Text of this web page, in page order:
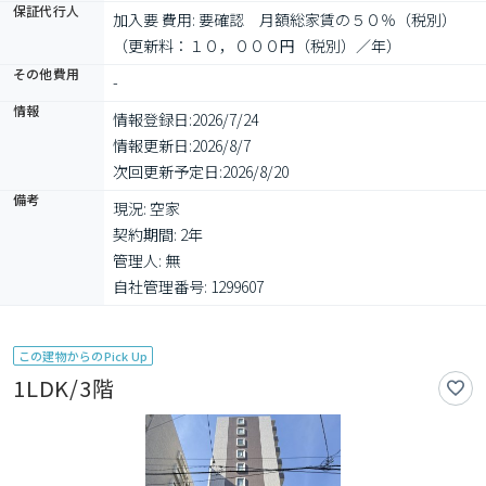
保証代行人
加入要 費用: 要確認　月額総家賃の５０％（税別）
（更新料：１０，０００円（税別）／年）
その他費用 -
情報 情報登録日:2026/7/24
情報更新日:2026/8/7
次回更新予定日:2026/8/20
備考
現況: 空家
契約期間: 2年
管理人: 無
自社管理番号: 1299607
この建物からのPick Up
1LDK/3階